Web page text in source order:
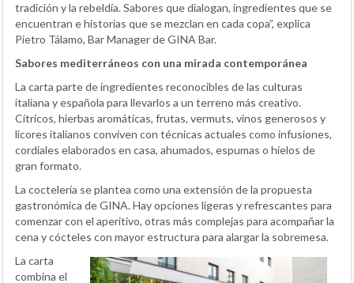
tradición y la rebeldía. Sabores que dialogan, ingredientes que se
encuentran e historias que se mezclan en cada copa”, explica
Pietro Tálamo, Bar Manager de GINA Bar.
Sabores mediterráneos con una mirada contemporánea
La carta parte de ingredientes reconocibles de las culturas
italiana y española para llevarlos a un terreno más creativo.
Cítricos, hierbas aromáticas, frutas, vermuts, vinos generosos y
licores italianos conviven con técnicas actuales como infusiones,
cordiales elaborados en casa, ahumados, espumas o hielos de
gran formato.
La coctelería se plantea como una extensión de la propuesta
gastronómica de GINA. Hay opciones ligeras y refrescantes para
comenzar con el aperitivo, otras más complejas para acompañar la
cena y cócteles con mayor estructura para alargar la sobremesa.
La carta
combina el